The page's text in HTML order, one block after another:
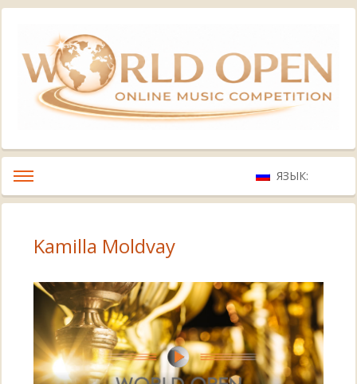
ЯЗЫК:
Kamilla Moldvay